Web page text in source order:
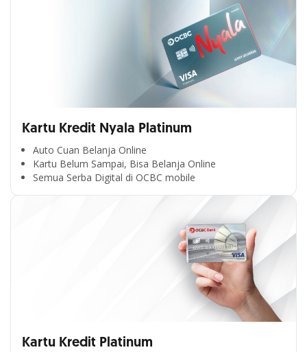
Kartu Kredit Nyala Platinum
Auto Cuan Belanja Online
Kartu Belum Sampai, Bisa Belanja Online
Semua Serba Digital di OCBC mobile
Kartu Kredit Platinum